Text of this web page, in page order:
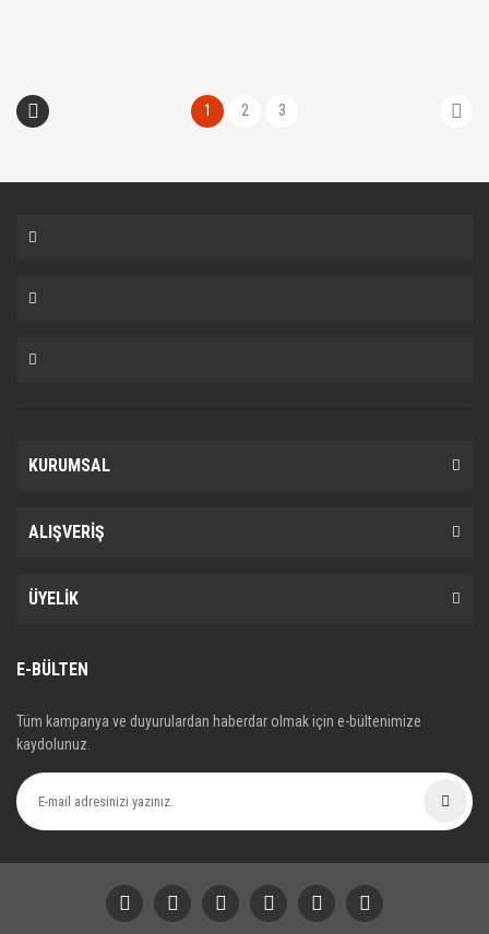
1 2 3
KURUMSAL
ALIŞVERİŞ
ÜYELİK
E-BÜLTEN
Tüm kampanya ve duyurulardan haberdar olmak için e-bültenimize
kaydolunuz.